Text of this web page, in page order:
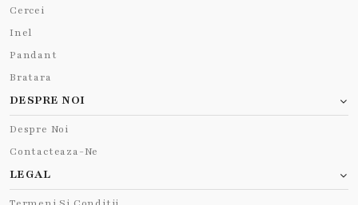
Cercei
Inel
Pandant
Bratara
DESPRE NOI
Despre Noi
Contacteaza-Ne
LEGAL